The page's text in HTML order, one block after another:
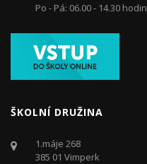
Po - Pá: 06.00 - 14.30 hodin
ŠKOLNÍ DRUŽINA
1.máje 268
385 01 Vimperk